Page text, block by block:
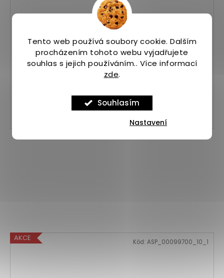
Tento web používá soubory cookie. Dalším
procházením tohoto webu vyjadřujete
souhlas s jejich používáním.. Více informací
zde.
Souhlasím
Nastavení
Saucony ENDORPHIN AZURA white/splash
Skladem (5 ks)
3 999 Kč
AKCE Kód: ASP_00099700_10_1